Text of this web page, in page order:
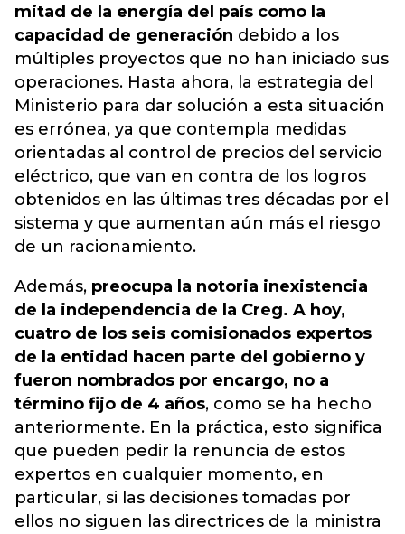
mitad de la energía del país como la
capacidad de generación debido a los
múltiples proyectos que no han iniciado sus
operaciones. Hasta ahora, la estrategia del
Ministerio para dar solución a esta situación
es errónea, ya que contempla medidas
orientadas al control de precios del servicio
eléctrico, que van en contra de los logros
obtenidos en las últimas tres décadas por el
sistema y que aumentan aún más el riesgo
de un racionamiento.
Además, preocupa la notoria inexistencia
de la independencia de la Creg. A hoy,
cuatro de los seis comisionados expertos
de la entidad hacen parte del gobierno y
fueron nombrados por encargo, no a
término fijo de 4 años, como se ha hecho
anteriormente. En la práctica, esto significa
que pueden pedir la renuncia de estos
expertos en cualquier momento, en
particular, si las decisiones tomadas por
ellos no siguen las directrices de la ministra